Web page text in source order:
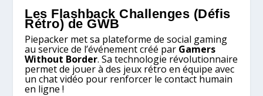
Les Flashback Challenges (Défis
Rétro) de GWB
Piepacker met sa plateforme de social gaming
au service de l’événement créé par Gamers
Without Border. Sa technologie révolutionnaire
permet de jouer à des jeux rétro en équipe avec
un chat vidéo pour renforcer le contact humain
en ligne !